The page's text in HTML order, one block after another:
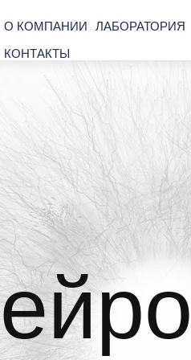
О КОМПАНИИ ЛАБОРАТОРИЯ
КОНТАКТЫ